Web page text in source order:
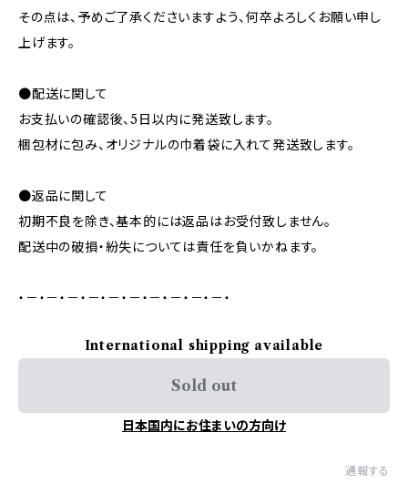
その点は、予めご了承くださいますよう、何卒よろしくお願い申し
上げます。
●配送に関して
お支払いの確認後、5日以内に発送致します。
梱包材に包み、オリジナルの巾着袋に入れて発送致します。
●返品に関して
初期不良を除き、基本的には返品はお受付致しません。
配送中の破損・紛失については責任を負いかねます。
・－・－・－・－・－・－・－・－・－・－・
International shipping available
Sold out
日本国内にお住まいの方向け
通報する